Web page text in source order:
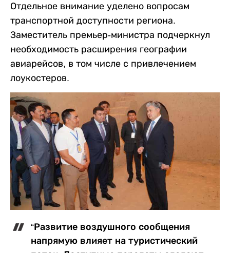
Отдельное внимание уделено вопросам
транспортной доступности региона.
Заместитель премьер-министра подчеркнул
необходимость расширения географии
авиарейсов, в том числе с привлечением
лоукостеров.
“Развитие воздушного сообщения
напрямую влияет на туристический